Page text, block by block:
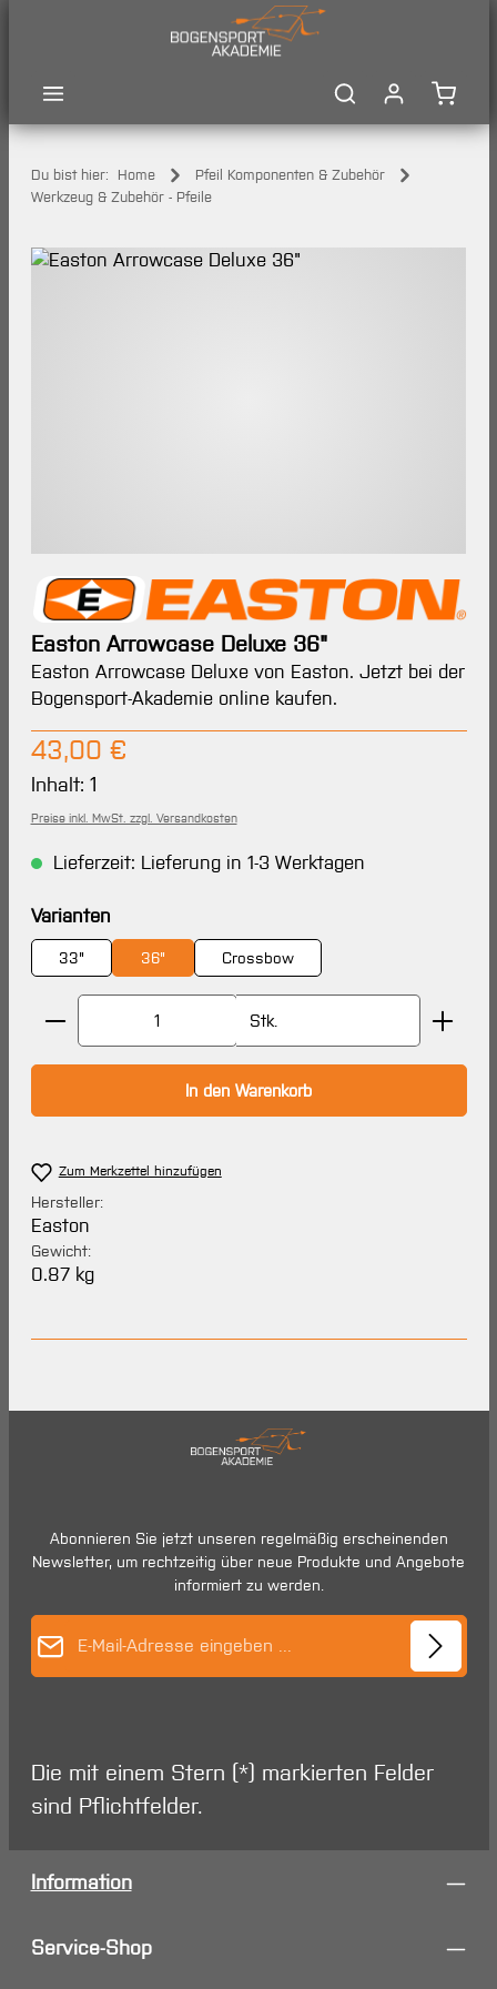
Du bist hier: Home
Pfeil Komponenten & Zubehör
Werkzeug & Zubehör - Pfeile
Bildergalerie überspringen
Easton Arrowcase Deluxe 36"
Easton Arrowcase Deluxe von Easton. Jetzt bei der
Bogensport-Akademie online kaufen.
Regulärer Preis:
43,00 €
Inhalt: 1
Preise inkl. MwSt. zzgl. Versandkosten
Lieferzeit: Lieferung in 1-3 Werktagen
Variantenauswählen
33" 36" Crossbow
Produkt Anzahl: Gib den gewünschten Wert ein
Stk.
In den Warenkorb
Zum Merkzettel hinzufügen
Hersteller:
Easton
Gewicht:
0.87 kg
Abonnieren Sie jetzt unseren regelmäßig erscheinenden
Newsletter, um rechtzeitig über neue Produkte und Angebote
informiert zu werden.
Die mit einem Stern (*) markierten Felder
sind Pflichtfelder.
Information
Service-Shop